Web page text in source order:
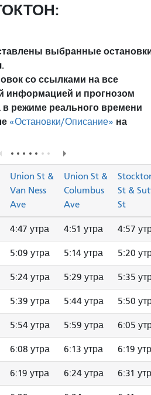
выбранные
со ссылками на все
информацией и прогнозом
режиме реального времени
«Остановки/Описание» на
Union St &
Van Ness
Ave
Union St &
Columbus
Ave
St &
St
4:47 утра 4:51 утра 4:57
5:09 утра 5:14 утра 5:20
5:24 утра 5:29 утра 5:35
5:39 утра 5:44 утра 5:50
5:54 утра 5:59 утра 6:05
6:08 утра 6:13 утра 6:19
6:19 утра 6:24 утра 6:31